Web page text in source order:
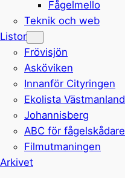
Fågelmello
Teknik och web
Listor
Frövisjön
Asköviken
Innanför Cityringen
Ekolista Västmanland
Johannisberg
ABC för fågelskådare
Filmutmaningen
Arkivet